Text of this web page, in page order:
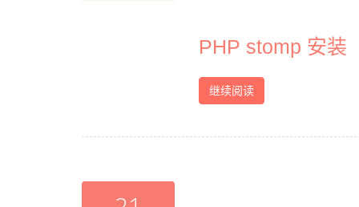
PHP stomp 安装
继续阅读